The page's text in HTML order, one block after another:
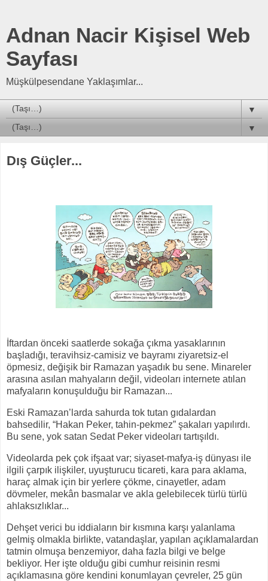
Adnan Nacir Kişisel Web
Sayfası
Müşkülpesendane Yaklaşımlar...
▼
▼
Dış Güçler...
İftardan önceki saatlerde sokağa çıkma yasaklarının
başladığı, teravihsiz-camisiz ve bayramı ziyaretsiz-el
öpmesiz, değişik bir Ramazan yaşadık bu sene. Minareler
arasına asılan mahyaların değil, videoları internete atılan
mafyaların konuşulduğu bir Ramazan...
Eski Ramazan’larda sahurda tok tutan gıdalardan
bahsedilir, “Hakan Peker, tahin-pekmez” şakaları yapılırdı.
Bu sene, yok satan Sedat Peker videoları tartışıldı.
Videolarda pek çok ifşaat var; siyaset-mafya-iş dünyası ile
ilgili çarpık ilişkiler, uyuşturucu ticareti, kara para aklama,
haraç almak için bir yerlere çökme, cinayetler, adam
dövmeler, mekân basmalar ve akla gelebilecek türlü türlü
ahlaksızlıklar...
Dehşet verici bu iddiaların bir kısmına karşı yalanlama
gelmiş olmakla birlikte, vatandaşlar, yapılan açıklamalardan
tatmin olmuşa benzemiyor, daha fazla bilgi ve belge
bekliyor. Her işte olduğu gibi cumhur reisinin resmi
açıklamasına göre kendini konumlayan çevreler, 25 gün